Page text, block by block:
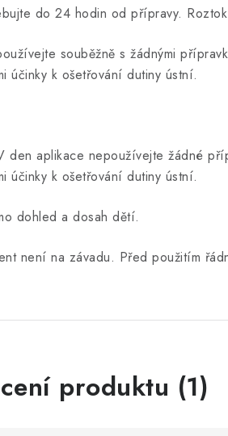
do 24 hodin od přípravy.
souběžně s žádnými
účinky k ošetřování dutiny ústní.
den aplikace nepoužívejte žádné
účinky k ošetřování dutiny ústní.
dohled a dosah dětí.
není na závadu. Před použitím
produktu (1)